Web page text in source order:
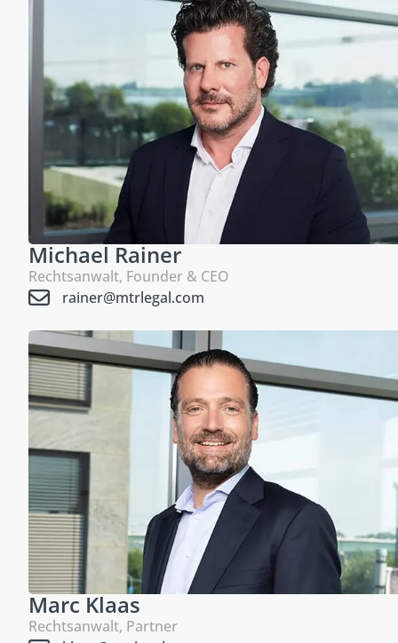
Michael Rainer
Rechtsanwalt, Founder & CEO
rainer@mtrlegal.com
Marc Klaas
Rechtsanwalt, Partner